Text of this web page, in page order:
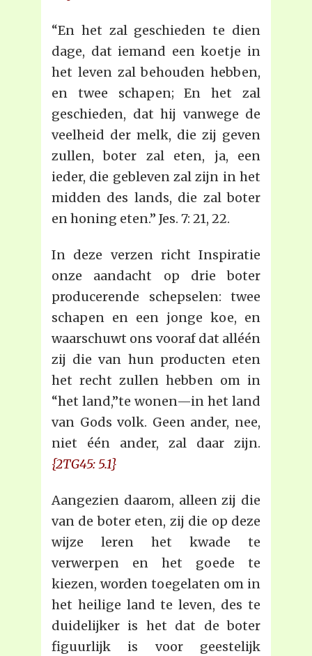
“En het zal geschieden te dien
dage, dat iemand een koetje in
het leven zal behouden hebben,
en twee schapen; En het zal
geschieden, dat hij vanwege de
veelheid der melk, die zij geven
zullen, boter zal eten, ja, een
ieder, die gebleven zal zijn in het
midden des lands, die zal boter
en honing eten.” Jes. 7: 21, 22.
In deze verzen richt Inspiratie
onze aandacht op drie boter
producerende schepselen: twee
schapen en een jonge koe, en
waarschuwt ons vooraf dat alléén
zij die van hun producten eten
het recht zullen hebben om in
“het land,”te wonen—in het land
van Gods volk. Geen ander, nee,
niet één ander, zal daar zijn.
{2TG45: 5.1}
Aangezien daarom, alleen zij die
van de boter eten, zij die op deze
wijze leren het kwade te
verwerpen en het goede te
kiezen, worden toegelaten om in
het heilige land te leven, des te
duidelijker is het dat de boter
figuurlijk is voor geestelijk